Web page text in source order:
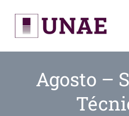
content
Agosto –